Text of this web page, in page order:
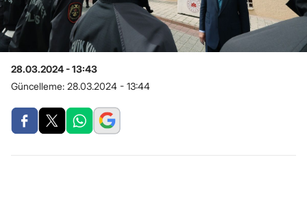
28.03.2024 - 13:43
Güncelleme: 28.03.2024 - 13:44